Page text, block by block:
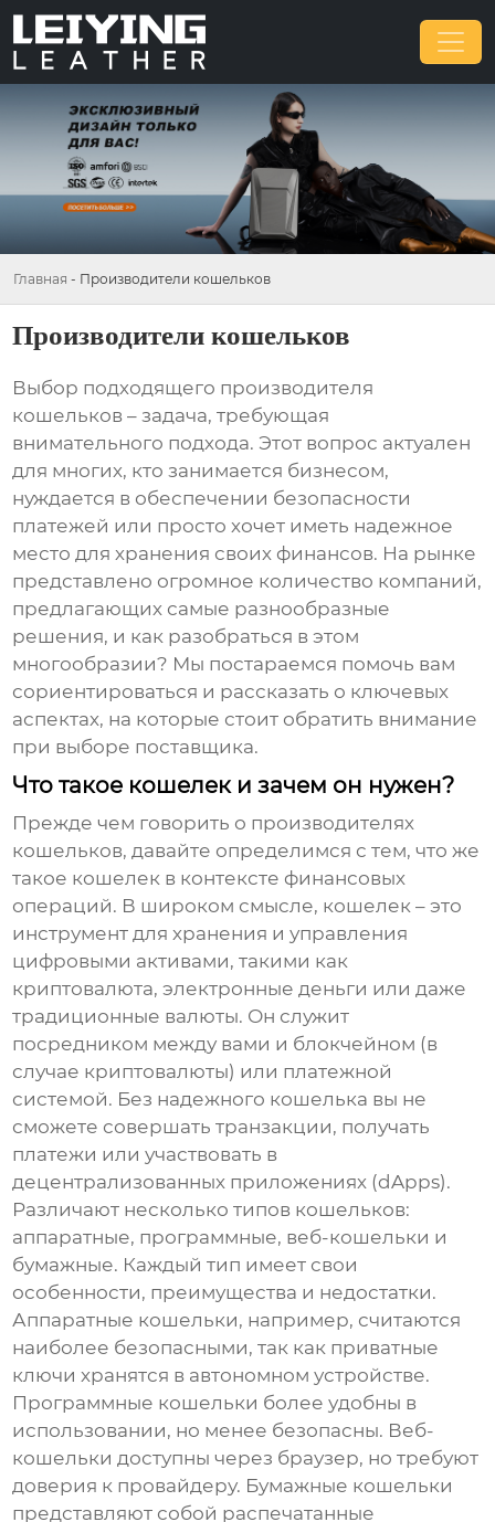
Главная - Производители кошельков
Производители кошельков
Выбор подходящего производителя
кошельков – задача, требующая
внимательного подхода. Этот вопрос актуален
для многих, кто занимается бизнесом,
нуждается в обеспечении безопасности
платежей или просто хочет иметь надежное
место для хранения своих финансов. На рынке
представлено огромное количество компаний,
предлагающих самые разнообразные
решения, и как разобраться в этом
многообразии? Мы постараемся помочь вам
сориентироваться и рассказать о ключевых
аспектах, на которые стоит обратить внимание
при выборе поставщика.
Что такое кошелек и зачем он нужен?
Прежде чем говорить о производителях
кошельков, давайте определимся с тем, что же
такое кошелек в контексте финансовых
операций. В широком смысле, кошелек – это
инструмент для хранения и управления
цифровыми активами, такими как
криптовалюта, электронные деньги или даже
традиционные валюты. Он служит
посредником между вами и блокчейном (в
случае криптовалюты) или платежной
системой. Без надежного кошелька вы не
сможете совершать транзакции, получать
платежи или участвовать в
децентрализованных приложениях (dApps).
Различают несколько типов кошельков:
аппаратные, программные, веб-кошельки и
бумажные. Каждый тип имеет свои
особенности, преимущества и недостатки.
Аппаратные кошельки, например, считаются
наиболее безопасными, так как приватные
ключи хранятся в автономном устройстве.
Программные кошельки более удобны в
использовании, но менее безопасны. Веб-
кошельки доступны через браузер, но требуют
доверия к провайдеру. Бумажные кошельки
представляют собой распечатанные